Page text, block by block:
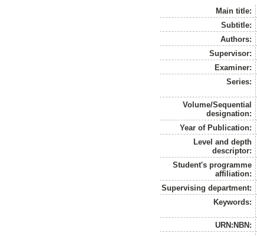
Main title:
Subtitle:
Authors:
Supervisor:
Examiner:
Series:
Volume/Sequential
designation:
Year of Publication:
Level and depth
descriptor:
Student's programme
affiliation:
Supervising department:
Keywords:
URN:NBN: